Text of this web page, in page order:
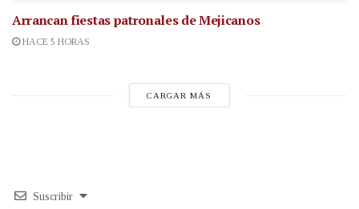
Arrancan fiestas patronales de Mejicanos
HACE 5 HORAS
CARGAR MÁS
Suscribir